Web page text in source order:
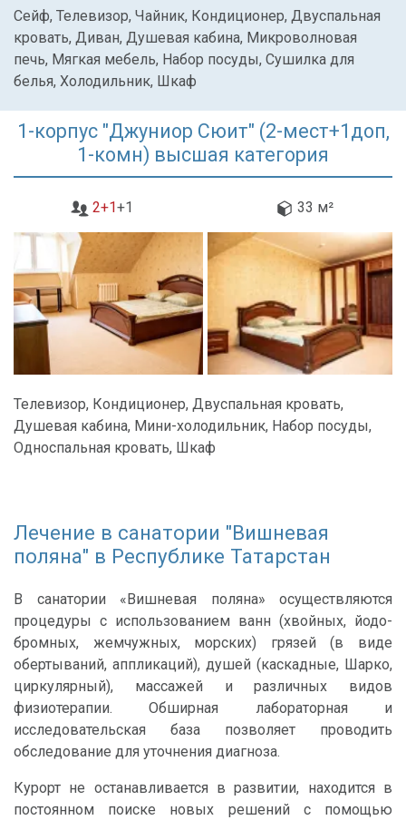
Сейф, Телевизор, Чайник, Кондиционер, Двуспальная
кровать, Диван, Душевая кабина, Микроволновая
печь, Мягкая мебель, Набор посуды, Сушилка для
белья, Холодильник, Шкаф
1-корпус "Джуниор Сюит" (2-мест+1доп,
1-комн) высшая категория
2+1+1 33 м²
Телевизор, Кондиционер, Двуспальная кровать,
Душевая кабина, Мини-холодильник, Набор посуды,
Односпальная кровать, Шкаф
Лечение в санатории "Вишневая
поляна" в Республике Татарстан
В санатории «Вишневая поляна»
осуществляются
процедуры с использованием ванн (хвойных, йодо-
бромных, жемчужных, морских) грязей (в виде
обертываний, аппликаций), душей (каскадные, Шарко,
циркулярный), массажей и различных видов
физиотерапии. Обширная лабораторная и
исследовательская база позволяет проводить
обследование для уточнения диагноза.
Курорт не останавливается в развитии, находится в
постоянном поиске новых решений с помощью